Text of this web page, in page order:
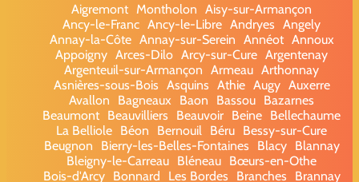
Aigremont Montholon Aisy-sur-Armançon
Ancy-le-Franc Ancy-le-Libre Andryes Angely
Annay-la-Côte Annay-sur-Serein Annéot Annoux
Appoigny Arces-Dilo Arcy-sur-Cure Argentenay
Argenteuil-sur-Armançon Armeau Arthonnay
Asnières-sous-Bois Asquins Athie Augy Auxerre
Avallon
Bagneaux Baon Bassou Bazarnes
Beaumont Beauvilliers Beauvoir Beine Bellechaume
La Belliole Béon Bernouil Béru Bessy-sur-Cure
Beugnon
Bierry-les-Belles-Fontaines Blacy
Blannay
Bleigny-le-Carreau Bléneau Bœurs-en-Othe
Bois-d'Arcy
Bonnard Les Bordes Branches
Brannay